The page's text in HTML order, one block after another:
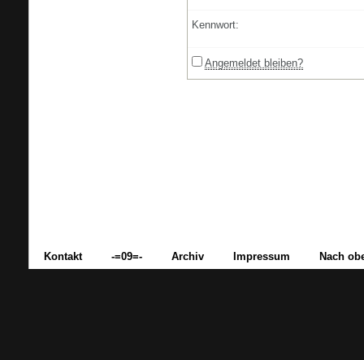
Kennwort:
Angemeldet bleiben?
Kontakt -=09=- Archiv Impressum Nach